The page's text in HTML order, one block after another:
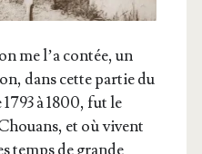
me l’a contée, un
dans cette par­tie du
à 1800, fut le
et où vivent